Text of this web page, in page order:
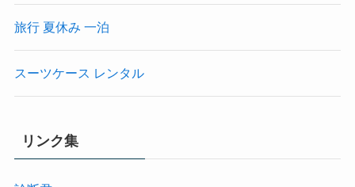
旅行 夏休み 一泊
スーツケース レンタル
リンク集